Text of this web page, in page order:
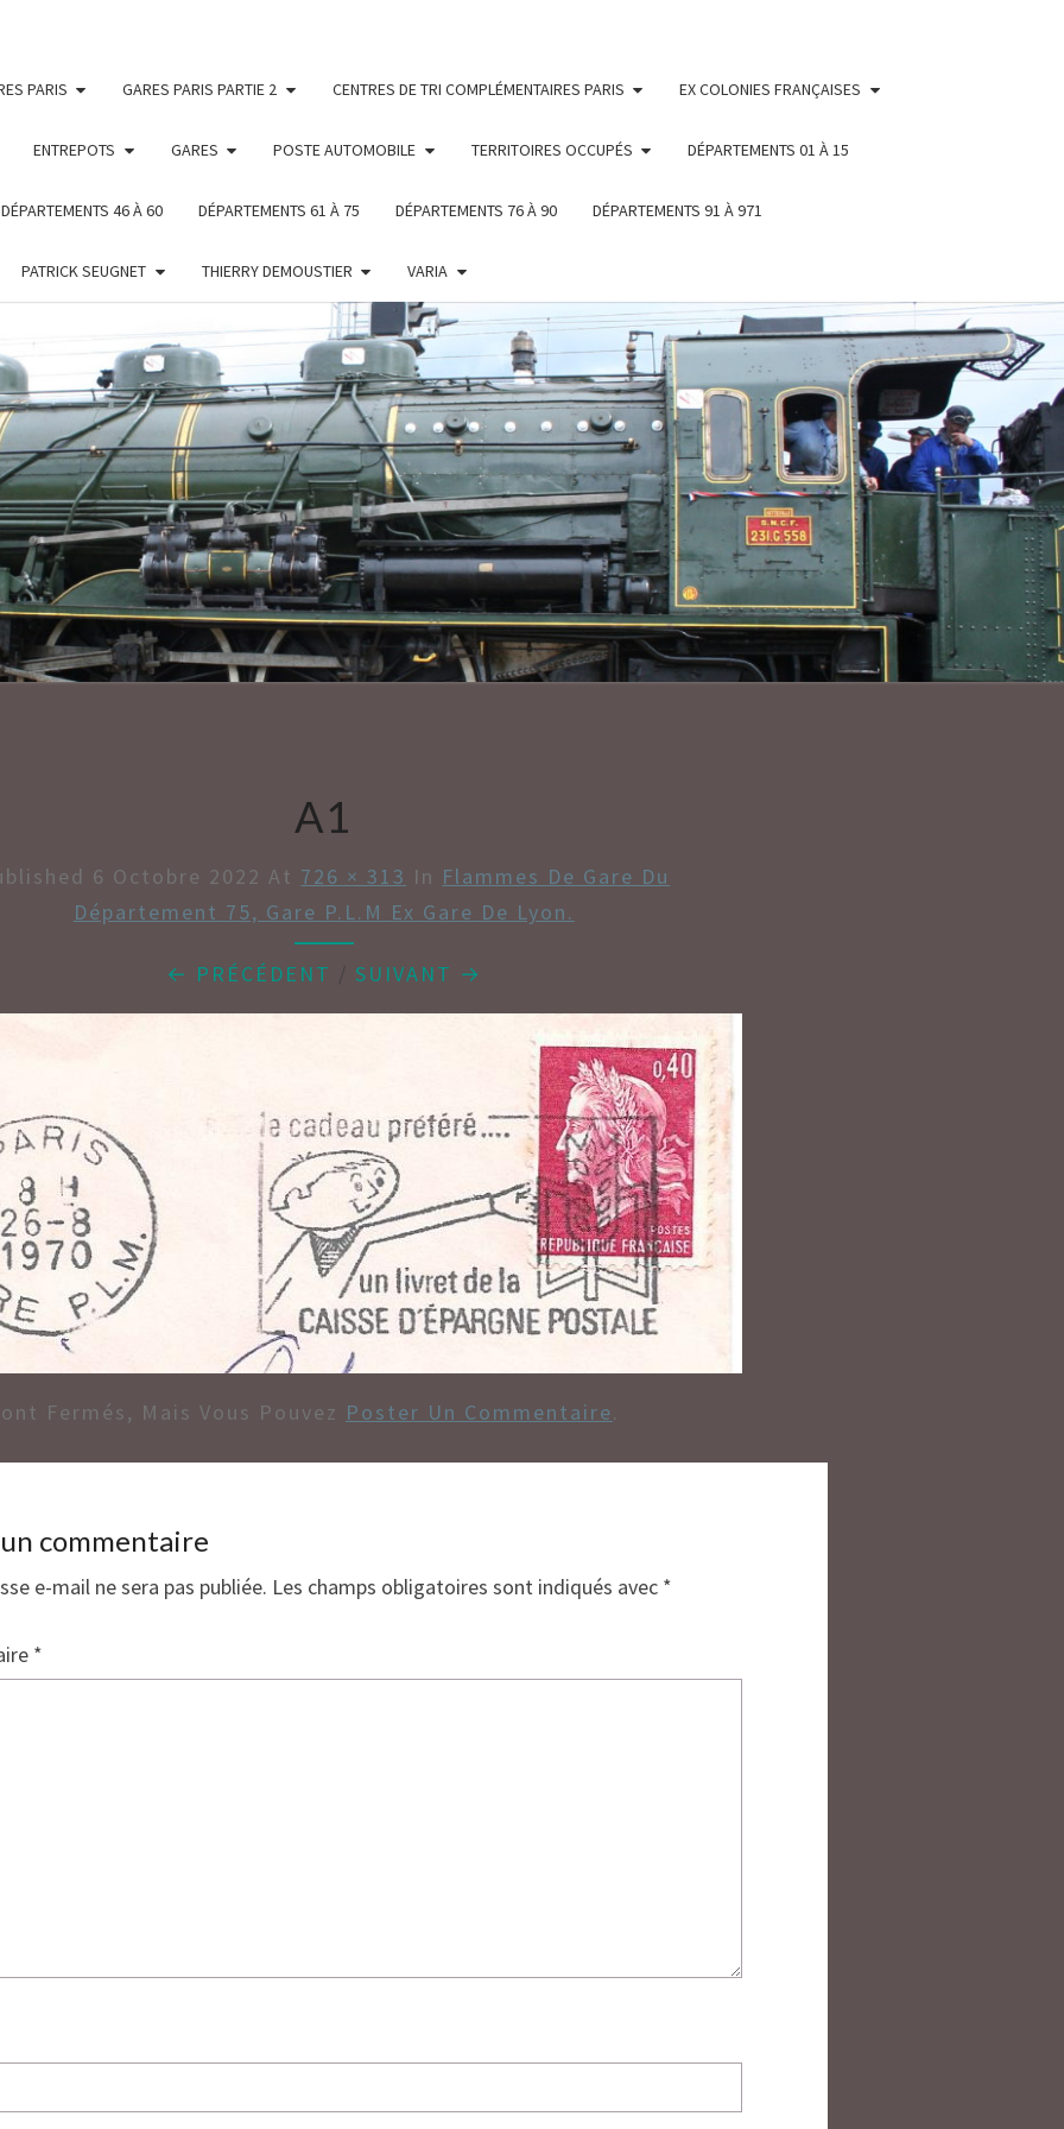
PARIS GARES PARIS PARTIE 2 CENTRES DE TRI COMPLÉMENTAIRES PARIS EX COLONIES FRANÇAISES
ENTREPOTS GARES POSTE AUTOMOBILE TERRITOIRES OCCUPÉS DÉPARTEMENTS 01 À 15
DÉPARTEMENTS 46 À 60 DÉPARTEMENTS 61 À 75 DÉPARTEMENTS 76 À 90 DÉPARTEMENTS 91 À 971
PATRICK SEUGNET THIERRY DEMOUSTIER VARIA
AMBULANT/
A1
6 Octobre 2022 At 726 × 313 In Flammes De Gare Du
Département 75, Gare P.L.M Ex Gare De Lyon.
← PRÉCÉDENT / SUIVANT →
Fermés, Mais Vous Pouvez Poster Un Commentaire.
commentaire
e-mail ne sera pas publiée. Les champs obligatoires sont indiqués avec *
*